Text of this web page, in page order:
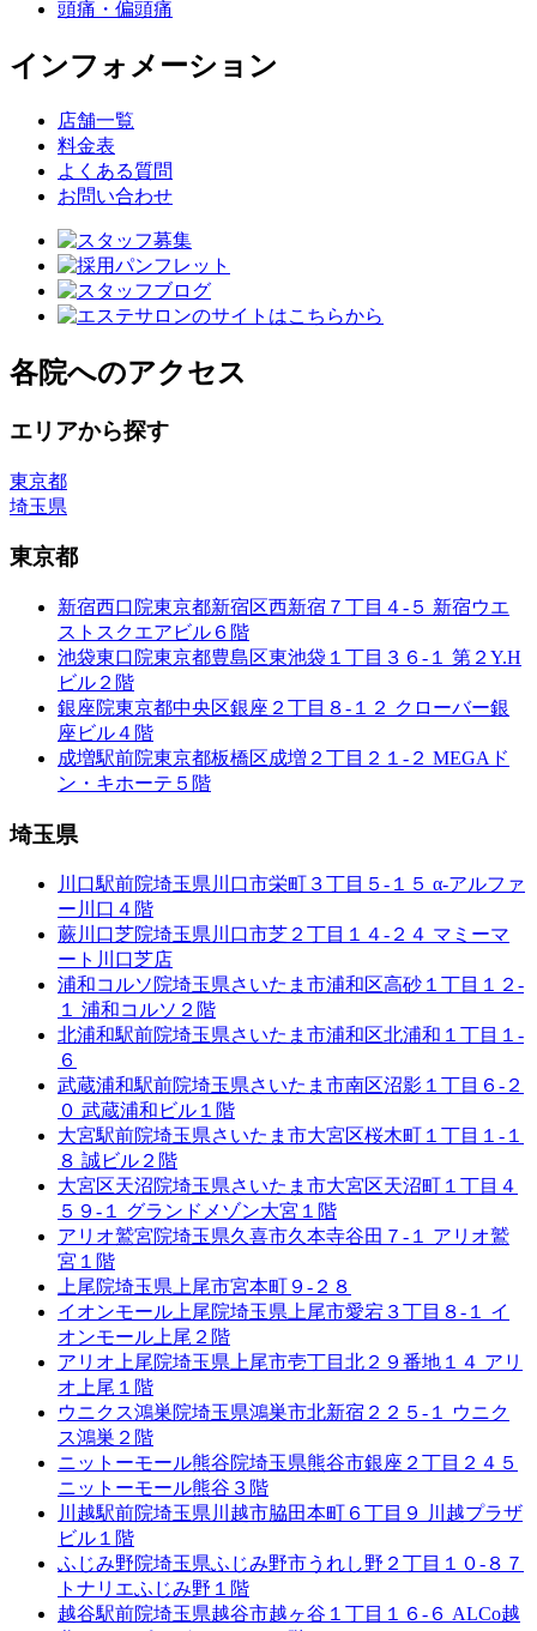
頭痛・偏頭痛
インフォメーション
店舗一覧
料金表
よくある質問
お問い合わせ
各院へのアクセス
エリアから探す
東京都
埼玉県
東京都
新宿西口院東京都新宿区西新宿７丁目４-５ 新宿ウエ
ストスクエアビル６階
池袋東口院東京都豊島区東池袋１丁目３６-１ 第２Y.H
ビル２階
銀座院東京都中央区銀座２丁目８-１２ クローバー銀
座ビル４階
成増駅前院東京都板橋区成増２丁目２１-２ MEGAド
ン・キホーテ５階
埼玉県
川口駅前院埼玉県川口市栄町３丁目５-１５ α-アルファ
ー川口４階
蕨川口芝院埼玉県川口市芝２丁目１４-２４ マミーマ
ート川口芝店
浦和コルソ院埼玉県さいたま市浦和区高砂１丁目１２-
１ 浦和コルソ２階
北浦和駅前院埼玉県さいたま市浦和区北浦和１丁目１-
６
武蔵浦和駅前院埼玉県さいたま市南区沼影１丁目６-２
０ 武蔵浦和ビル１階
大宮駅前院埼玉県さいたま市大宮区桜木町１丁目１-１
８ 誠ビル２階
大宮区天沼院埼玉県さいたま市大宮区天沼町１丁目４
５９-１ グランドメゾン大宮１階
アリオ鷲宮院埼玉県久喜市久本寺谷田７-１ アリオ鷲
宮１階
上尾院埼玉県上尾市宮本町９-２８
イオンモール上尾院埼玉県上尾市愛宕３丁目８-１ イ
オンモール上尾２階
アリオ上尾院埼玉県上尾市壱丁目北２９番地１４ アリ
オ上尾１階
ウニクス鴻巣院埼玉県鴻巣市北新宿２２５-１ ウニク
ス鴻巣２階
ニットーモール熊谷院埼玉県熊谷市銀座２丁目２４５
ニットーモール熊谷３階
川越駅前院埼玉県川越市脇田本町６丁目９ 川越プラザ
ビル１階
ふじみ野院埼玉県ふじみ野市うれし野２丁目１０-８７
トナリエふじみ野１階
越谷駅前院埼玉県越谷市越ヶ谷１丁目１６-６ ALCo越